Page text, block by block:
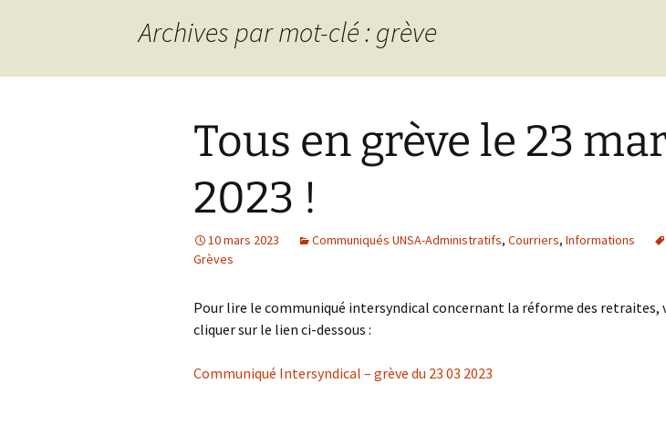
Archives par mot-clé : grève
Tous en grève le 23
2023 !
10 mars 2023 Communiqués UNSA-Administratifs, Courriers, Informations
Grèves
Pour lire le communiqué intersyndical concernant la réforme des retraites,
cliquer sur le lien ci-dessous :
Communiqué Intersyndical – grève du 23 03 2023